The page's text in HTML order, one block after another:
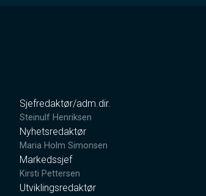
Sjefredaktør/adm.dir.
Steinulf Henriksen
Nyhetsredaktør
Maria Holm Simonsen
Markedssjef
Kirsti Pettersen
Utviklingsredaktør